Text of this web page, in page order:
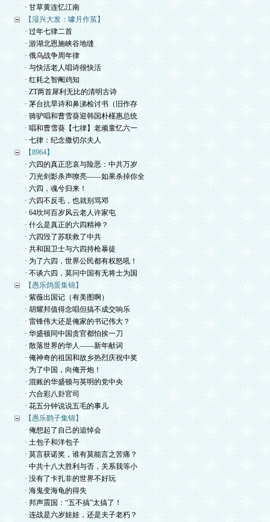
· 甘草黄连忆江南
【湿兴大发：噱月作茧】
· 过年七律二首
· 游湖北恩施峡谷地缝
· 俄乌战争周年律
· 与快活老人唱诗很快活
· 红耗之智阉鸡知
· ZT两首犀利无比的清明古诗
· 茅台抗旱诗和鼻涕检讨书（旧作存
· 骑驴唱和曹雪葵迎韩国朴槿惠总统
· 唱和曹雪葵【七律】老顽童忆六一
· 七律：纪念撒切尔夫人
【8964】
· 六四的真正悲哀与险恶：中共万岁
· 刀光剑影杀声嘹亮——如果杀掉你全
· 六四，魂兮归来！
· 六四不反毛，也就别骂邓
· 64坎坷百岁风云老人许家屯
· 什么是真正的六四精神？
· 六四毁了苏联救了中共
· 共和国卫士与六四持枪暴徒
· 为了六四，世界公民都有权怒吼！
· 不谈六四，莫问中国有无将士为国
【愚乐鸽蛋集锦】
· 紫薇出国记（有美图啊）
· 胡耀邦值得念唱但搞不成交响乐
· 雷锋伟大还是俺家的书记伟大？
· 华盛顿同中国贪官都怕挨一刀
· 散落世界的华人——新年献词
· 俺神奇的祖国和故乡热烈庆祝中奖
· 为了中国，向俺开炮！
· 混账的华盛顿与英明的党中央
· 六合彩八卦官司
· 花五分钟说说五毛的事儿
【愚乐鹞子集锦】
· 俺想起了自己的追悼会
· 土包子和洋包子
· 莫言获诺奖，谁有莫能言之苦痛？
· 中共十八大胜利与否，关系我等小
· 没有了卡扎非的世界不好玩
· 海鬼变海龟的得失
· 邦声震国：“五不搞”太搞了！
· 连战是六岁娃娃，还是夫子老朽？